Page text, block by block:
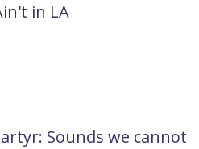
in LA
Sounds we cannot